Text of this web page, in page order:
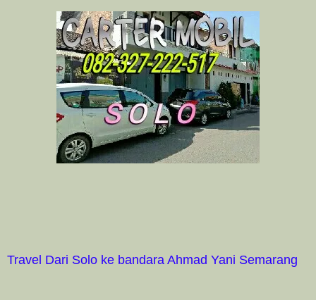
Travel Dari Solo ke bandara Ahmad Yani Semarang